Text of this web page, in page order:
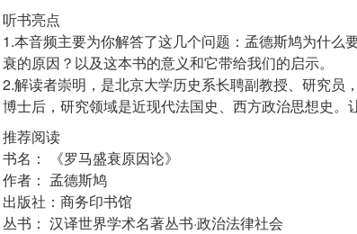
听书亮点
1.本音频主要为你解答了这几个问题：孟德斯鸠为什么
衰的原因？以及这本书的意义和它带给我们的启示。
2.解读者崇明，是北京大学历史系长聘副教授、研究员
推荐阅读
书名： 《罗马盛衰原因论》
作者： 孟德斯鸠
出版社：商务印书馆
丛书： 汉译世界学术名著丛书·政治法律社会